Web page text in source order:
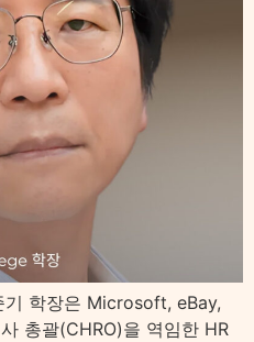
기 학장은 Microsoft, eBay,
총괄(CHRO)을 역임한 HR